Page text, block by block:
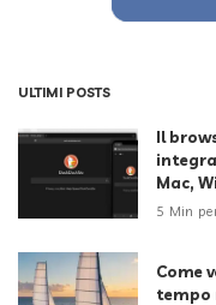
ULTIMI POSTS
Il
Mac,
5 Min
Come
tempo